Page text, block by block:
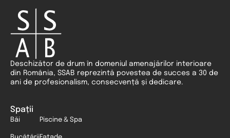
Deschizător de drum în domeniul amenajărilor interioare
din România, SSAB reprezintă povestea de succes a 30 de
ani de profesionalism, consecvență și dedicare.
Spații
Băi Piscine & Spa